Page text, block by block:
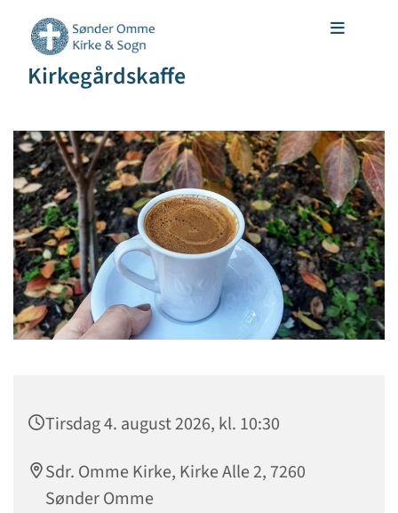
Kirkegårdskaffe
Tirsdag 4. august 2026, kl. 10:30
Sdr. Omme Kirke, Kirke Alle 2, 7260
Sønder Omme